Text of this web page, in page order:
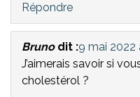
Répondre
Bruno dit :9 mai 2022
J’aimerais savoir si
cholestérol ?